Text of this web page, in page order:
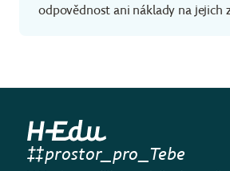
odpovědnost ani náklady na jejich
prostor_pro_Tebe